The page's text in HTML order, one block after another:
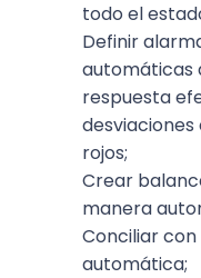
todo el
Definir
automáticas
respuesta
desviaciones
rojos;
Crear
manera
Conciliar
automática;